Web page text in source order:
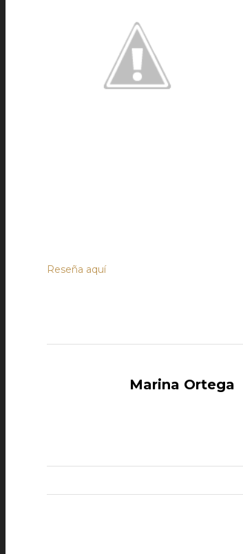
Reseña aquí
Marina Ortega